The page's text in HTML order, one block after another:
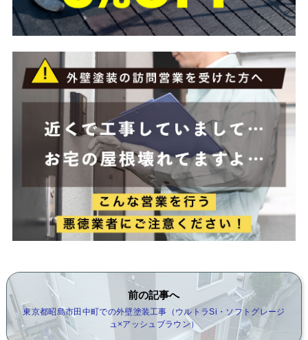
前の記事へ
東京都昭島市田中町での外壁塗装工事（ウルトラSi・ソフトグレージ
ュ×アッシュブラウン）